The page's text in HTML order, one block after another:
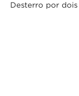
Desterro por